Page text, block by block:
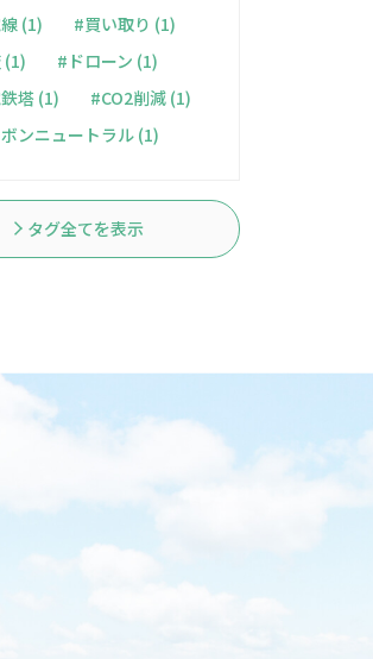
(1)
#買い取り (1)
(1)
#ドローン (1)
塔 (1)
#CO2削減 (1)
ンニュートラル (1)
タグ全てを表示